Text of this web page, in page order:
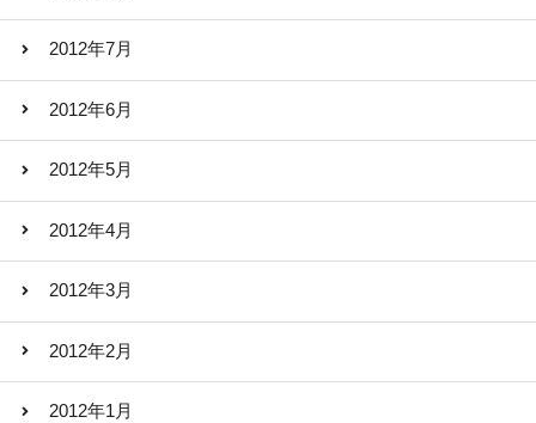
2012年7月
2012年6月
2012年5月
2012年4月
2012年3月
2012年2月
2012年1月